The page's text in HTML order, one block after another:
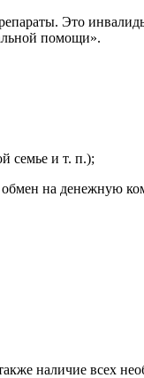
Это
помощи».
семье и т. п.);
обмен на денежную
наличие всех